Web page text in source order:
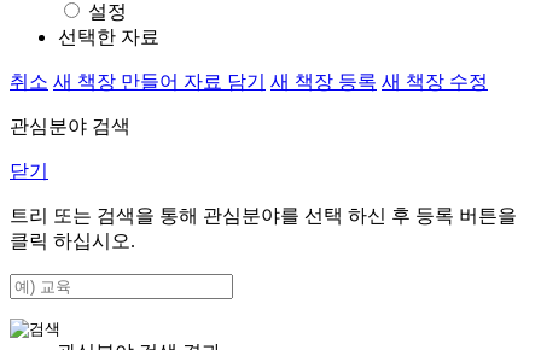
설정
선택한 자료
취소 새 책장 만들어 자료 담기 새 책장 등록 새 책장 수정
관심분야 검색
닫기
트리 또는 검색을 통해 관심분야를 선택 하신 후 등록 버튼을
클릭 하십시오.